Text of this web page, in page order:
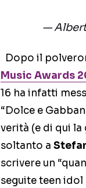
—
Dopo il
Music Awards
16 ha infatti
“Dolce e
verità (e di qui
soltanto a
scrivere un
seguite teen